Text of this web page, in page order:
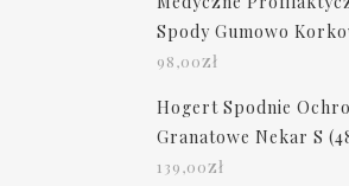
Spody Gumowo
98,00zł
Hogert Spodnie
Granatowe Nekar S
139,00zł